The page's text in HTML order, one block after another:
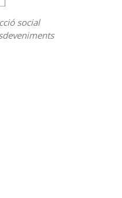
social